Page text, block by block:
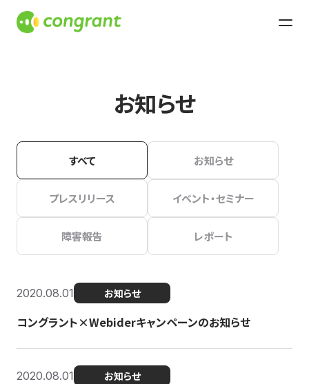
お知らせ
すべて お知らせ
プレスリリース イベント・セミナー
障害報告 レポート
2020.08.01 お知らせ
コングラント×Webiderキャンペーンのお知らせ
2020.08.01 お知らせ